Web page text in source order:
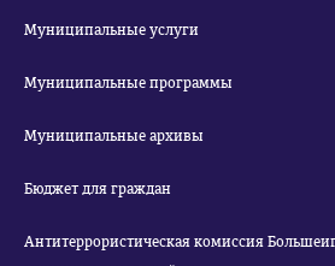
Муниципальные услуги
Муниципальные программы
Муниципальные архивы
Бюджет для граждан
Антитеррористическая комиссия